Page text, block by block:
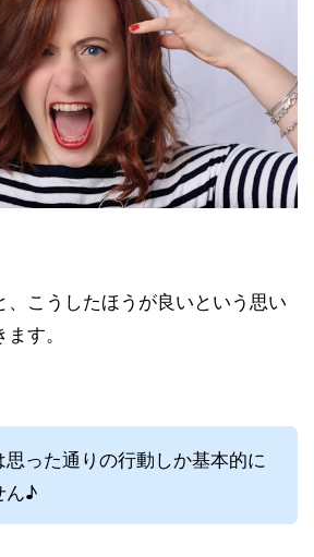
こうしたほうが良いという思い
す。
思った通りの行動しか基本的に
ん♪